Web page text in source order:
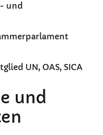
und
UN, OAS, SICA
und